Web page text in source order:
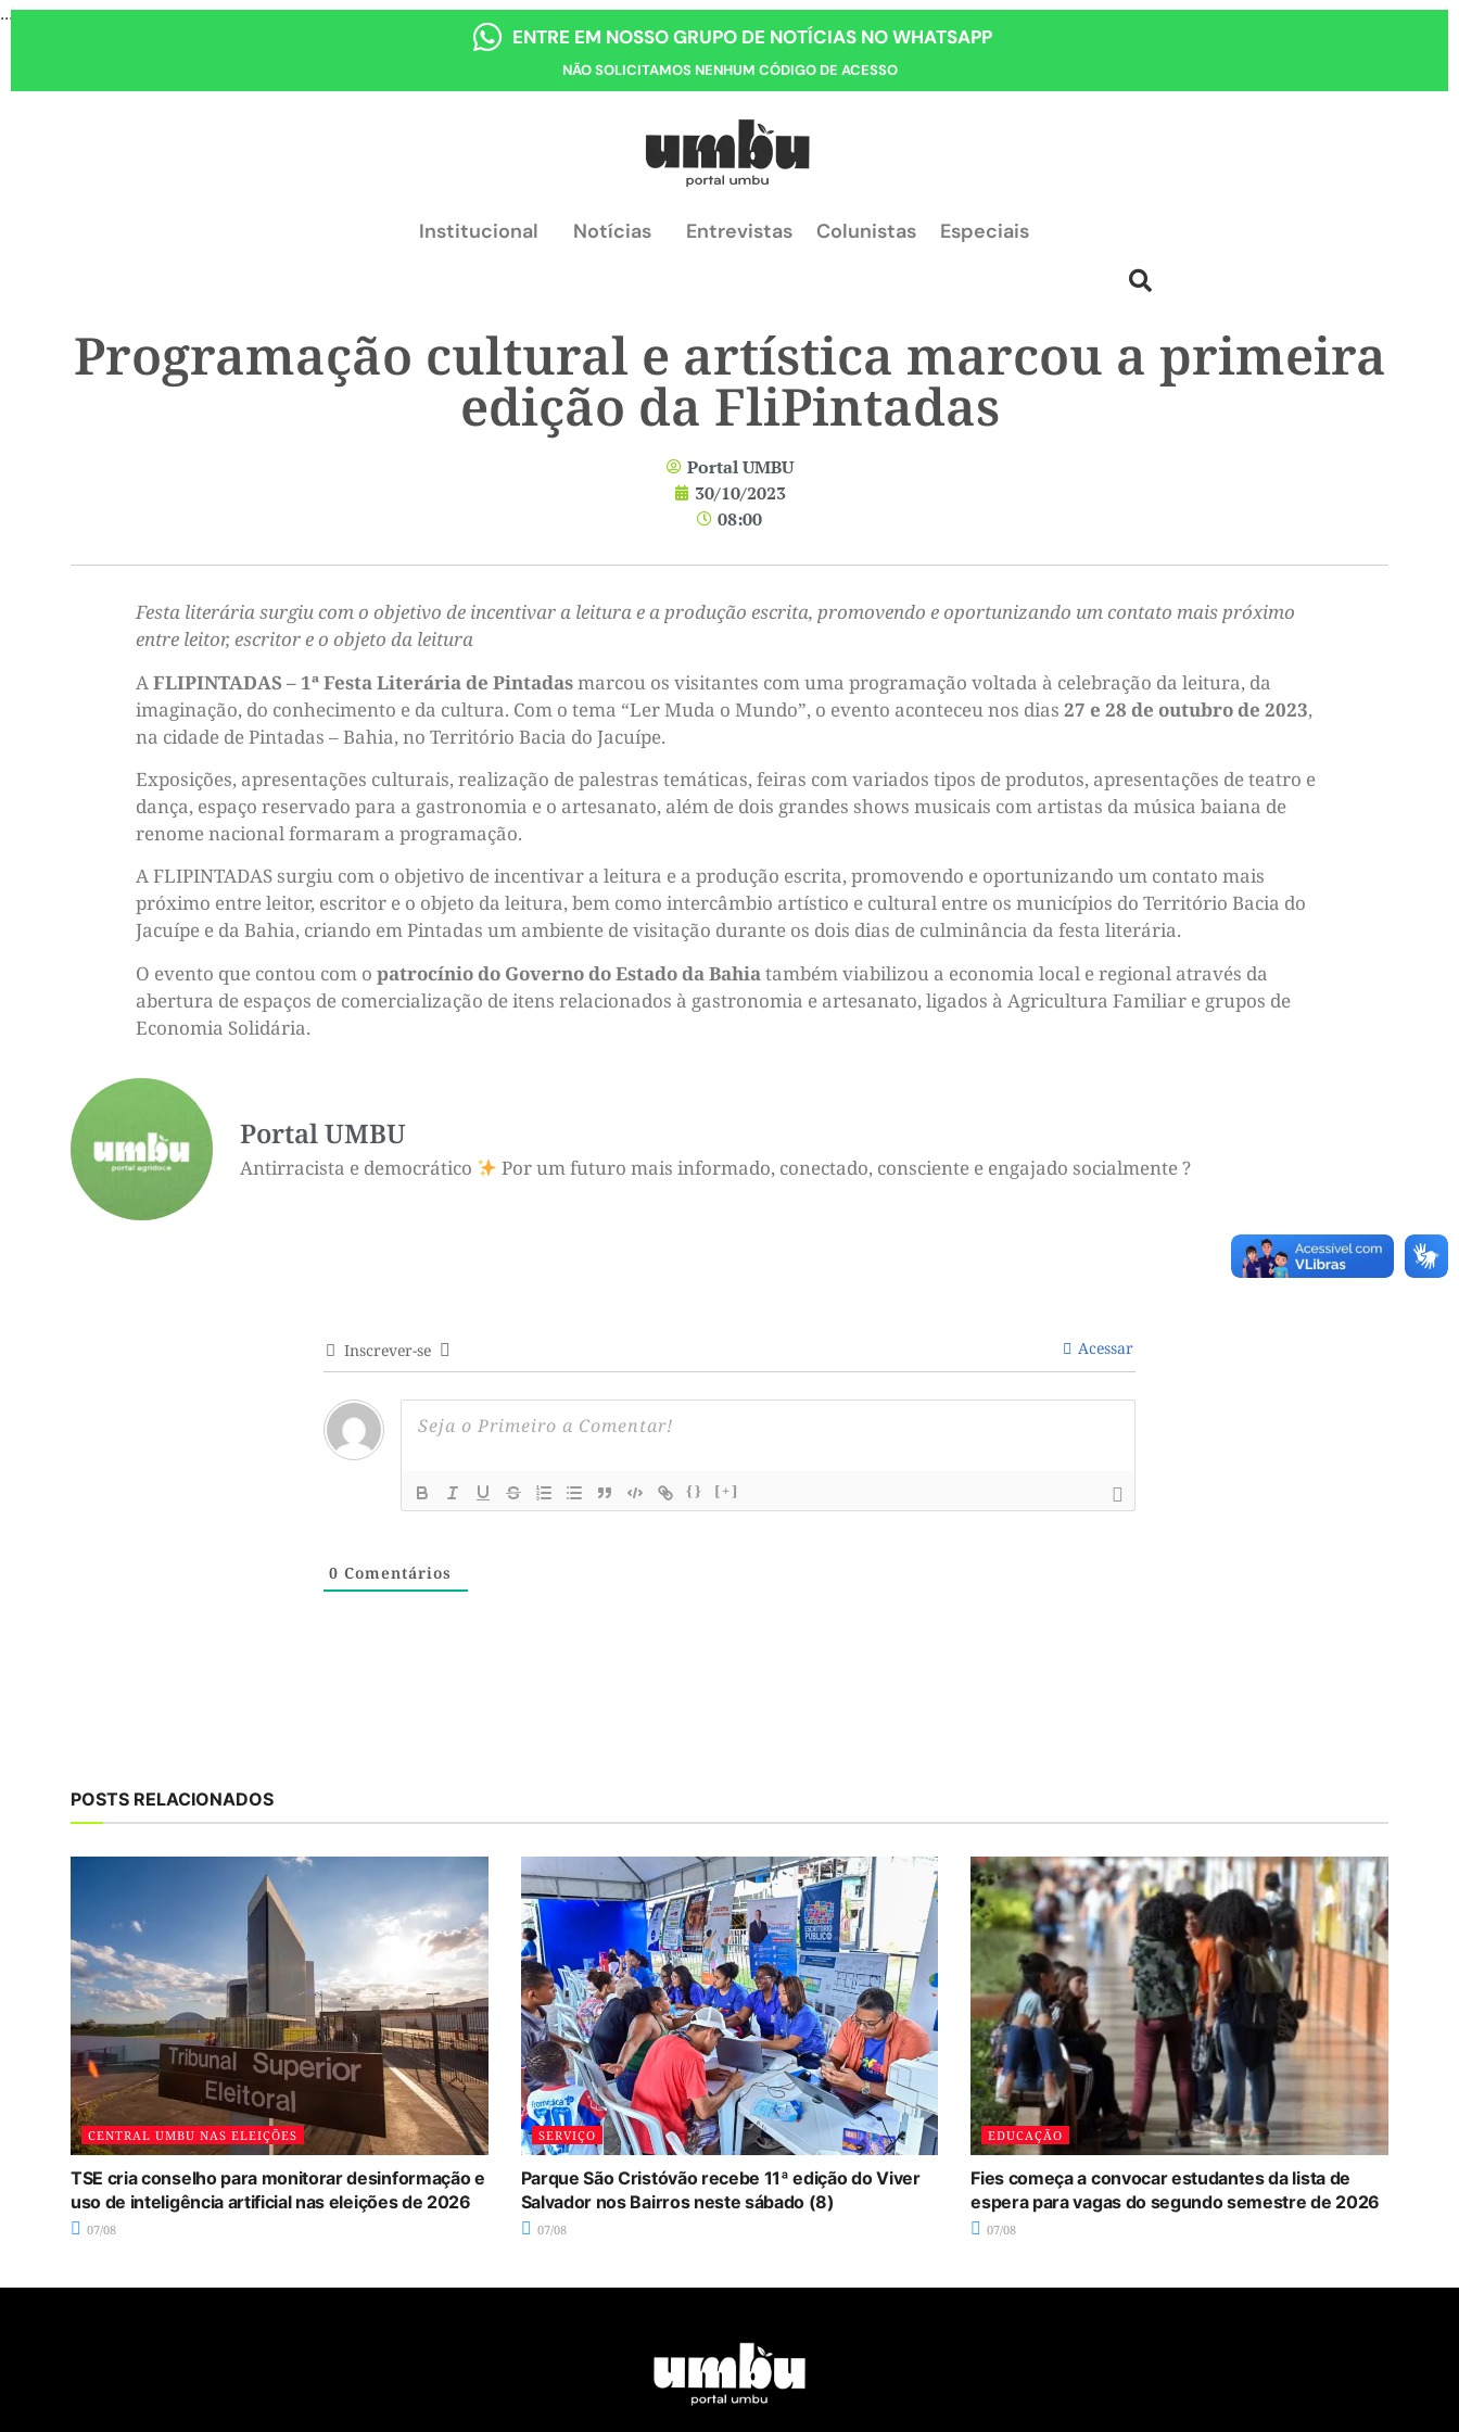
...
ENTRE EM NOSSO GRUPO DE NOTÍCIAS NO WHATSAPP
NÃO SOLICITAMOS NENHUM CÓDIGO DE ACESSO
Institucional Notícias Entrevistas Colunistas Especiais
Programação cultural e artística marcou a primeira
edição da FliPintadas
Portal UMBU
30/10/2023
08:00
Festa literária surgiu com o objetivo de incentivar a leitura e a produção escrita, promovendo e oportunizando um contato mais próximo
entre leitor, escritor e o objeto da leitura
AFLIPINTADAS – 1ª Festa Literária de Pintadasmarcou os visitantes com uma programação voltada à celebração da leitura, da
imaginação, do conhecimento e da cultura. Com o tema “Ler Muda o Mundo”, o evento aconteceunos dias 27 e 28 de outubro de 2023,
na cidade de Pintadas – Bahia, no Território Bacia do Jacuípe.
Exposições, apresentações culturais, realização de palestras temáticas, feiras com variados tipos de produtos, apresentações de teatro e
dança, espaço reservado para a gastronomia e o artesanato, além de dois grandes shows musicais com artistas da música baiana de
renome nacional formaram a programação.
A FLIPINTADAS surgiu com o objetivo de incentivar a leitura e a produção escrita, promovendo e oportunizando um contato mais
próximo entre leitor, escritor e o objeto da leitura, bem como intercâmbio artístico e cultural entre os municípios do Território Bacia do
Jacuípe e da Bahia, criando em Pintadas um ambiente de visitação durante os dois dias de culminância da festa literária.
O evento que contou com o patrocínio do Governo do Estado da Bahiatambém viabilizou a economia local e regional através da
abertura de espaços de comercialização de itens relacionados à gastronomia e artesanato, ligados à Agricultura Familiar e grupos de
Economia Solidária.
Portal UMBU
Antirracista e democrático Por um futuro mais informado, conectado, consciente e engajado socialmente ?
Inscrever-se Acessar
{} [+]
0 Comentários
POSTS RELACIONADOS
CENTRAL UMBU NAS ELEIÇÕES
TSE cria conselho para monitorar desinformação e
uso de inteligência artificial nas eleições de 2026
07/08
SERVIÇO
Parque São Cristóvão recebe 11ª edição do Viver
Salvador nos Bairros neste sábado (8)
07/08
EDUCAÇÃO
Fies começa a convocar estudantes da lista de
espera para vagas do segundo semestre de 2026
07/08